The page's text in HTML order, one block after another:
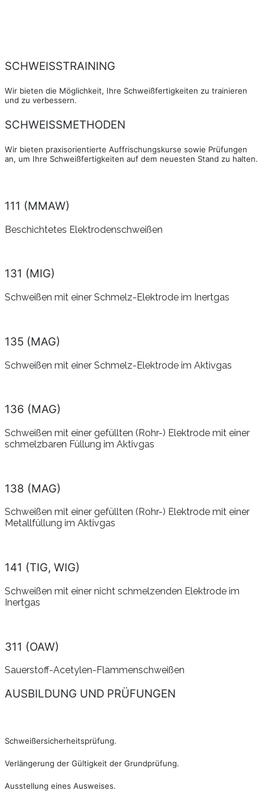
SCHWEISSTRAINING
Wir bieten die Möglichkeit, Ihre Schweißfertigkeiten zu trainieren
und zu verbessern.
SCHWEISSMETHODEN
Wir bieten praxisorientierte Auffrischungskurse sowie Prüfungen
an, um Ihre Schweißfertigkeiten auf dem neuesten Stand zu halten.
111 (MMAW)
Beschichtetes Elektrodenschweißen
131 (MIG)
Schweißen mit einer Schmelz-Elektrode im Inertgas
135 (MAG)
Schweißen mit einer Schmelz-Elektrode im Aktivgas
136 (MAG)
Schweißen mit einer gefüllten (Rohr-) Elektrode mit einer
schmelzbaren Füllung im Aktivgas
138 (MAG)
Schweißen mit einer gefüllten (Rohr-) Elektrode mit einer
Metallfüllung im Aktivgas
141 (TIG, WIG)
Schweißen mit einer nicht schmelzenden Elektrode im
Inertgas
311 (OAW)
Sauerstoff-Acetylen-Flammenschweißen
AUSBILDUNG UND PRÜFUNGEN
Schweißersicherheitsprüfung.
Verlängerung der Gültigkeit der Grundprüfung.
Ausstellung eines Ausweises.